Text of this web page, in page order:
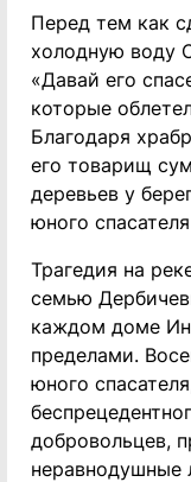
Перед тем как
холодную воду
«Давай его
которые
Благодаря
его товарищ
деревьев у
юного
Трагедия на
семью
каждом доме
пределами.
юного
добровольцев,
неравнодушные